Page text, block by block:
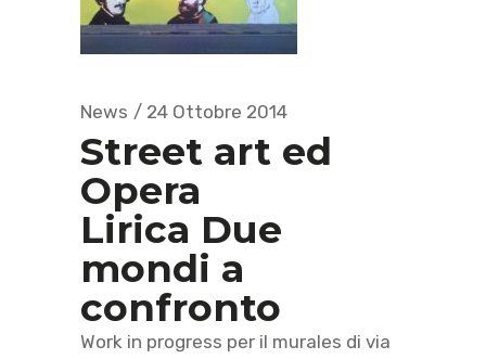
News 24 Ottobre 2014
Street art ed
Opera
Lirica Due
mondi a
confronto
Work in progress per il murales di via